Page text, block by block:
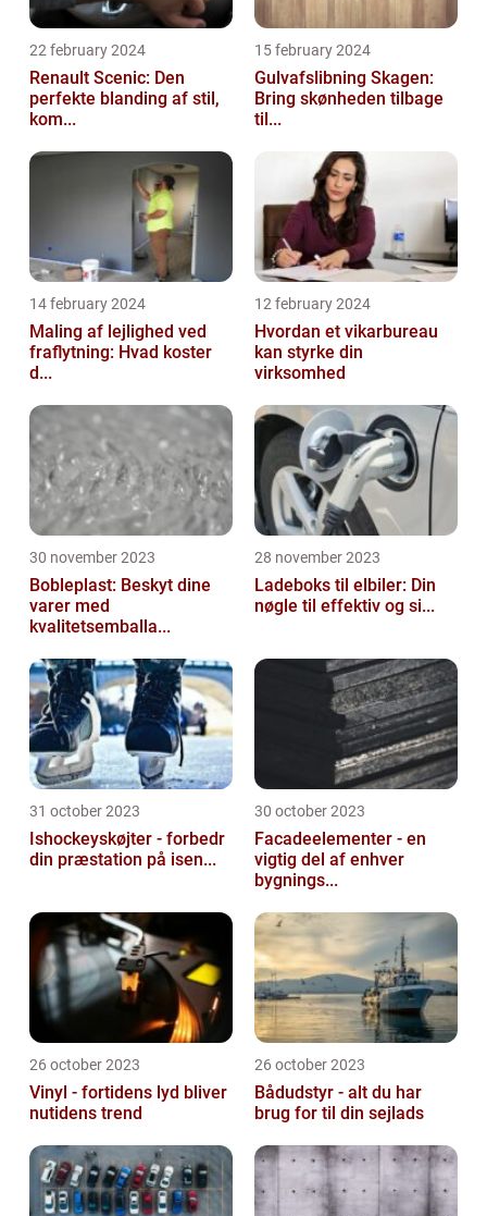
22 february 2024
Renault Scenic: Den
perfekte blanding af stil,
kom...
15 february 2024
Gulvafslibning Skagen:
Bring skønheden tilbage
til...
14 february 2024
Maling af lejlighed ved
fraflytning: Hvad koster
d...
12 february 2024
Hvordan et vikarbureau
kan styrke din
virksomhed
30 november 2023
Bobleplast: Beskyt dine
varer med
kvalitetsemballa...
28 november 2023
Ladeboks til elbiler: Din
nøgle til effektiv og si...
31 october 2023
Ishockeyskøjter - forbedr
din præstation på isen...
30 october 2023
Facadeelementer - en
vigtig del af enhver
bygnings...
26 october 2023
Vinyl - fortidens lyd bliver
nutidens trend
26 october 2023
Bådudstyr - alt du har
brug for til din sejlads